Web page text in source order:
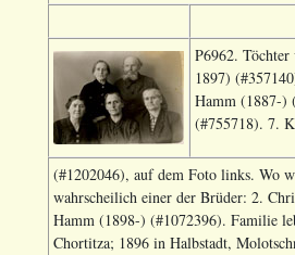
P6962.
1897)
Hamm (1887-)
(#755718). 7.
(#1202046), auf dem Foto links. Wo
wahrscheilich einer der Brüder: 2.
Hamm (1898-) (#1072396). Familie
Chortitza; 1896 in Halbstadt,